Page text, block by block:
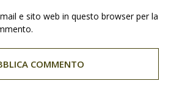
e sito web in questo browser per la